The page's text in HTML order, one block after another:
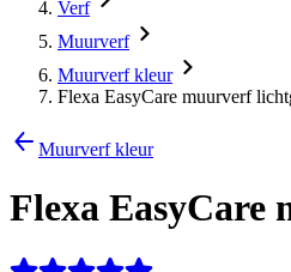
Verf
Muurverf
Muurverf kleur
Flexa EasyCare muurverf
Muurverf kleur
Flexa